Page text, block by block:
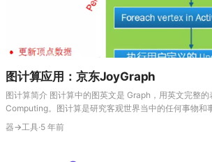
图计算应用：京东JoyGraph
图计算简介 图计算中的图英文是 Graph，用英文完整的
Computing。图计算是研究客观世界当中的任何事物和
行完整的刻划、计算和分析的一门技术。简单概括一下
的一个使能技…
器→工具·5 年前